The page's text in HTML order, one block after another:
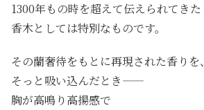
1300年もの時を超えて伝えられてきた
香木としては特別なものです。
その蘭奢待をもとに再現された香りを、
そっと吸い込んだとき——
胸が高鳴り高揚感で